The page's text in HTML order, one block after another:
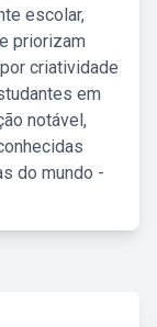
escolar,
priorizam
criatividade
em
notável,
do mundo -